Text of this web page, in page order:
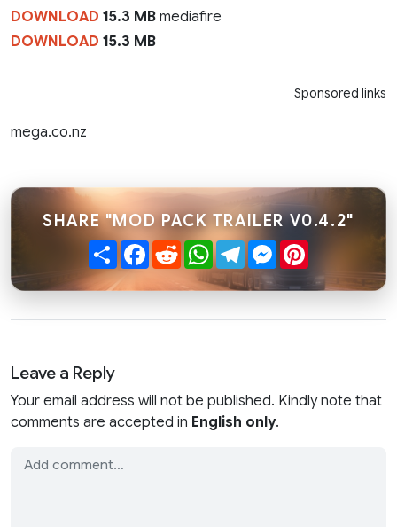
DOWNLOAD 15.3 MB mediafire
DOWNLOAD 15.3 MB
Sponsored links
mega.co.nz
SHARE "MOD PACK TRAILER V0.4.2"
ShareFacebook
RedditWhatsApp
TelegramMessenger
Leave a Reply
Your email address will not be published. Kindly note that
comments are accepted in English only.